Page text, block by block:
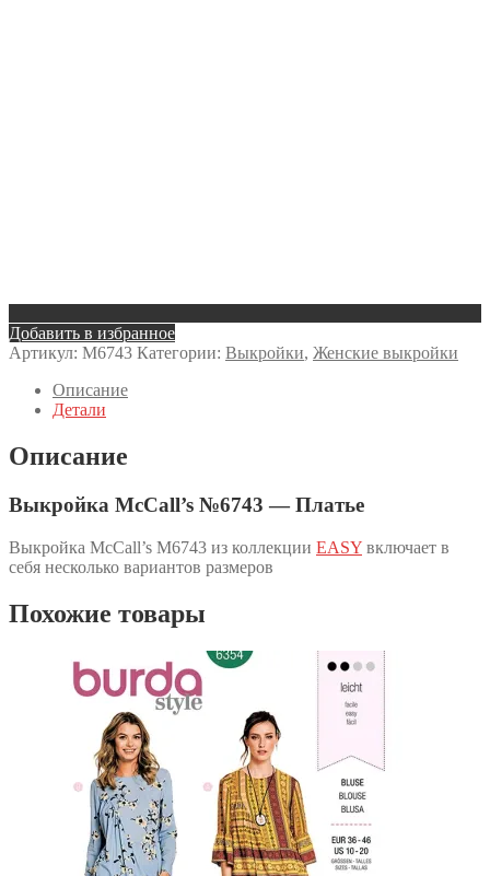
Добавить в избранное
Артикул: M6743 Категории: Выкройки, Женские выкройки
Описание
Детали
Описание
Выкройка McCall’s №6743 — Платье
Выкройка McCall’s M6743 из коллекции EASY включает в
себя несколько вариантов размеров
Похожие товары